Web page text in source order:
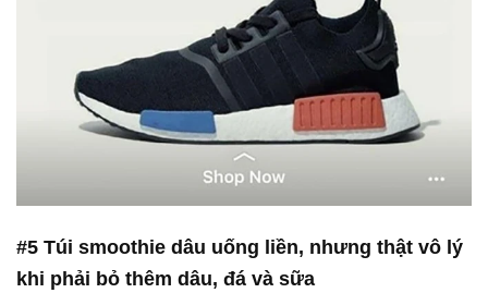
#5 Túi smoothie dâu uống liền, nhưng thật vô lý
khi phải bỏ thêm dâu, đá và sữa